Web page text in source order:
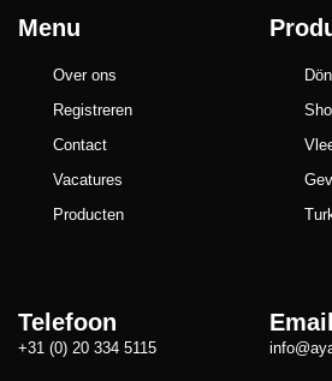
Menu
Over ons
Registreren
Contact
Vacatures
Producten
Telefoon
+31 (0) 20 334 5115
Email